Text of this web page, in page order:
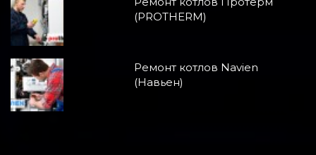
(PROTHERM)
Ремонт котлов Navien
(Навьен)